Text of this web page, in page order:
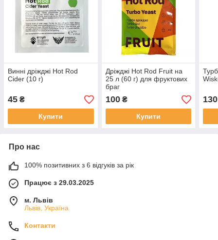
Винні дріжджі Hot Rod
Cider (10 г)
45 ₴
Купити
Дріжджі Hot Rod Fruit на
25 л (60 г) для фруктових
браг
100₴
Купити
130
Про нас
100% позитивних з 6 відгуків за рік
Працює з 29.03.2025
м. Львів
Львів, Україна
Контакти